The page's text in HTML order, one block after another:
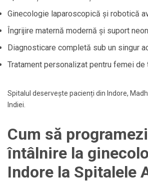
Ginecologie laparoscopică și robotică
Îngrijire maternă modernă și suport
Diagnosticare completă sub un singur
Tratament personalizat pentru femei
Spitalul deservește pacienți din Indore,
Indiei.
Cum să
întâlnire la
Indore la Spitalele